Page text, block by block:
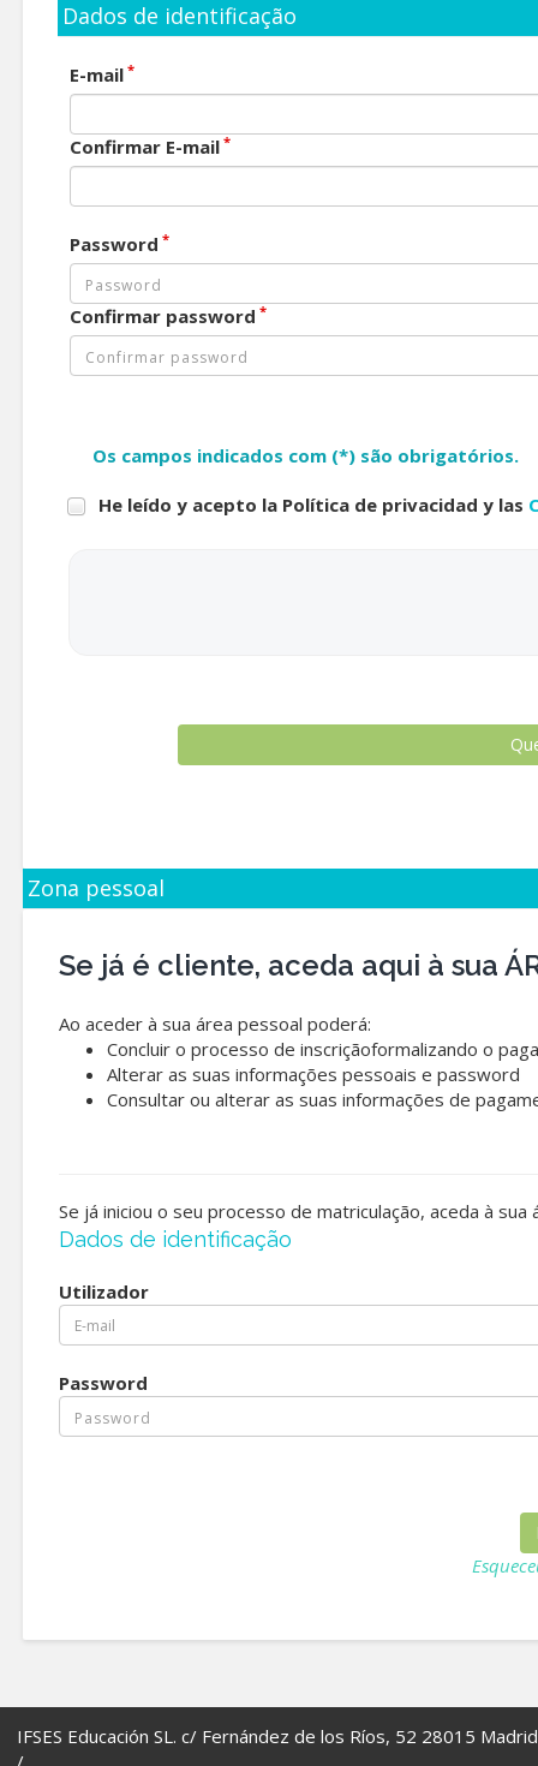
Dados de identificação
E-mail *
Confirmar E-mail *
Password *
Confirmar password *
Os campos indicados com (*) são obrigatórios.
He leído y acepto la Política de privacidad y las
Zona pessoal
Se já é cliente, aceda aqui à sua
Ao aceder à sua área pessoal poderá:
Concluir o processo de inscriçãoformalizando o
Alterar as suas informações pessoais e password
Consultar ou alterar as suas informações de
Se já iniciou o seu processo de matriculação, aceda à
Dados de identificação
Utilizador
Password
IFSES Educación SL. c/ Fernández de los Ríos, 52 28015